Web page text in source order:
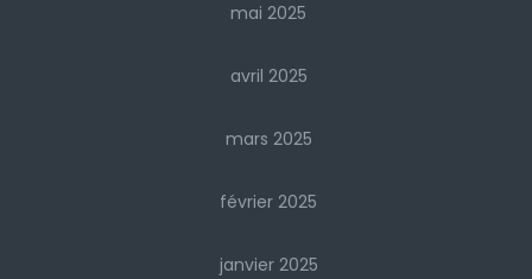
mai 2025
avril 2025
mars 2025
février 2025
janvier 2025